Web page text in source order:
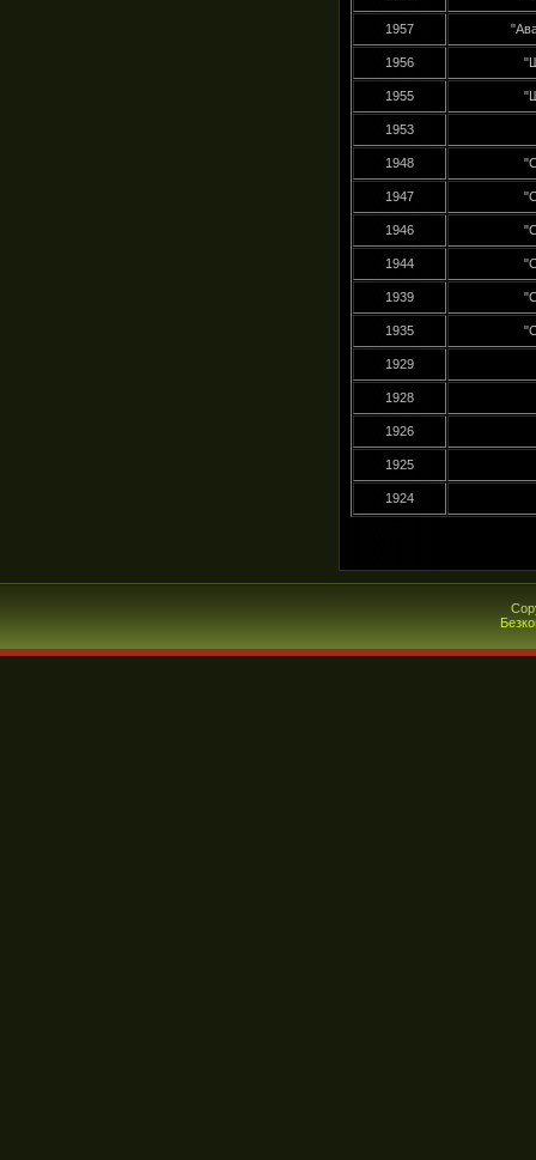
1957
1956
1955
1953
1948
1947
1946
1944
1939
1935
1929
1928
1926
1925
1924